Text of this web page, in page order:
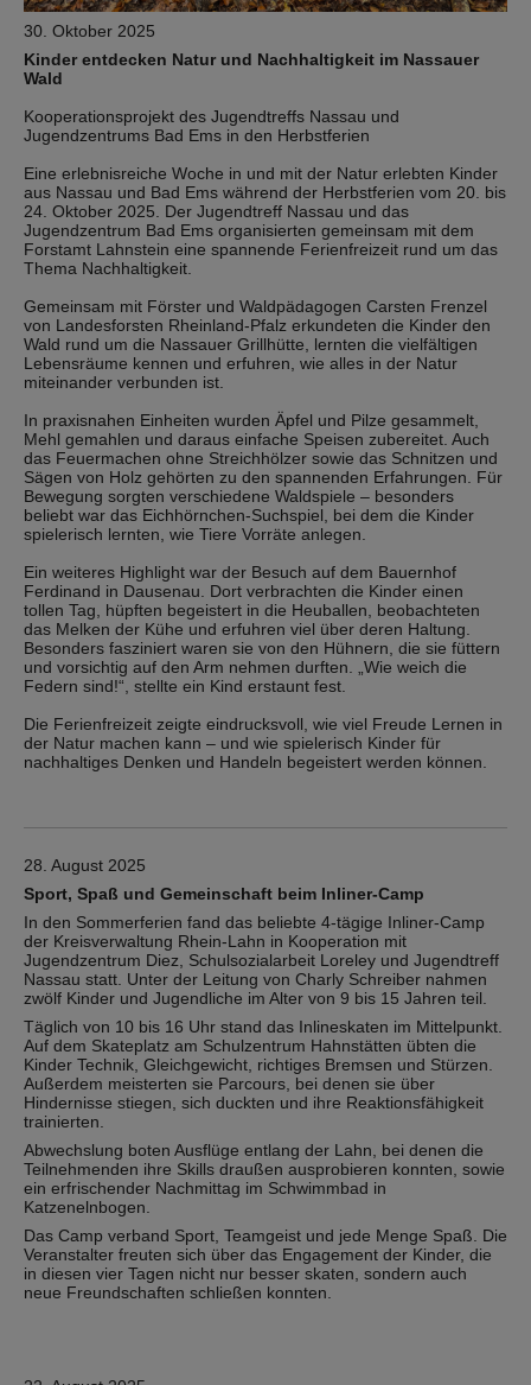
30. Oktober 2025
Kinder entdecken Natur und Nachhaltigkeit im Nassauer
Wald
Kooperationsprojekt des Jugendtreffs Nassau und
Jugendzentrums Bad Ems in den Herbstferien
Eine erlebnisreiche Woche in und mit der Natur erlebten Kinder
aus Nassau und Bad Ems während der Herbstferien vom 20. bis
24. Oktober 2025. Der Jugendtreff Nassau und das
Jugendzentrum Bad Ems organisierten gemeinsam mit dem
Forstamt Lahnstein eine spannende Ferienfreizeit rund um das
Thema Nachhaltigkeit.
Gemeinsam mit Förster und Waldpädagogen Carsten Frenzel
von Landesforsten Rheinland-Pfalz erkundeten die Kinder den
Wald rund um die Nassauer Grillhütte, lernten die vielfältigen
Lebensräume kennen und erfuhren, wie alles in der Natur
miteinander verbunden ist.
In praxisnahen Einheiten wurden Äpfel und Pilze gesammelt,
Mehl gemahlen und daraus einfache Speisen zubereitet. Auch
das Feuermachen ohne Streichhölzer sowie das Schnitzen und
Sägen von Holz gehörten zu den spannenden Erfahrungen. Für
Bewegung sorgten verschiedene Waldspiele – besonders
beliebt war das Eichhörnchen-Suchspiel, bei dem die Kinder
spielerisch lernten, wie Tiere Vorräte anlegen.
Ein weiteres Highlight war der Besuch auf dem Bauernhof
Ferdinand in Dausenau. Dort verbrachten die Kinder einen
tollen Tag, hüpften begeistert in die Heuballen, beobachteten
das Melken der Kühe und erfuhren viel über deren Haltung.
Besonders fasziniert waren sie von den Hühnern, die sie füttern
und vorsichtig auf den Arm nehmen durften. „Wie weich die
Federn sind!“, stellte ein Kind erstaunt fest.
Die Ferienfreizeit zeigte eindrucksvoll, wie viel Freude Lernen in
der Natur machen kann – und wie spielerisch Kinder für
nachhaltiges Denken und Handeln begeistert werden können.
28. August 2025
Sport, Spaß und Gemeinschaft beim Inliner-Camp
In den Sommerferien fand das beliebte 4-tägige Inliner-Camp
der Kreisverwaltung Rhein-Lahn in Kooperation mit
Jugendzentrum Diez, Schulsozialarbeit Loreley und Jugendtreff
Nassau statt. Unter der Leitung von Charly Schreiber nahmen
zwölf Kinder und Jugendliche im Alter von 9 bis 15 Jahren teil.
Täglich von 10 bis 16 Uhr stand das Inlineskaten im Mittelpunkt.
Auf dem Skateplatz am Schulzentrum Hahnstätten übten die
Kinder Technik, Gleichgewicht, richtiges Bremsen und Stürzen.
Außerdem meisterten sie Parcours, bei denen sie über
Hindernisse stiegen, sich duckten und ihre Reaktionsfähigkeit
trainierten.
Abwechslung boten Ausflüge entlang der Lahn, bei denen die
Teilnehmenden ihre Skills draußen ausprobieren konnten, sowie
ein erfrischender Nachmittag im Schwimmbad in
Katzenelnbogen.
Das Camp verband Sport, Teamgeist und jede Menge Spaß. Die
Veranstalter freuten sich über das Engagement der Kinder, die
in diesen vier Tagen nicht nur besser skaten, sondern auch
neue Freundschaften schließen konnten.